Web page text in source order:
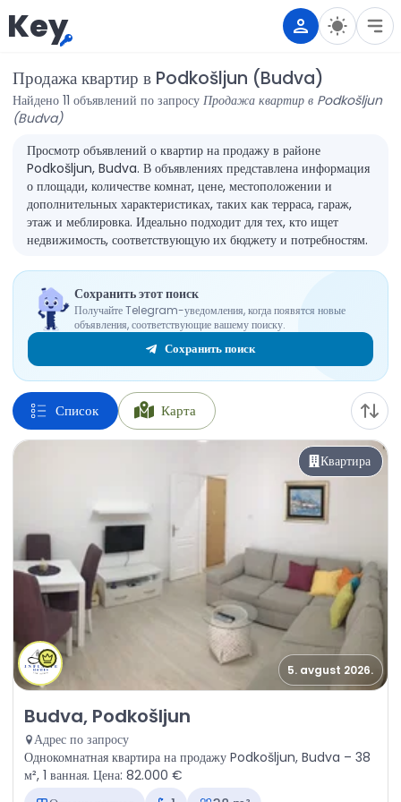
Key
Продажа квартир в Podkošljun (Budva)
Найдено 11 объявлений по запросу Продажа квартир в Podkošljun
(Budva)
Просмотр объявлений о квартир на продажу в районе
Podkošljun, Budva. В объявлениях представлена информация
о площади, количестве комнат, цене, местоположении и
дополнительных характеристиках, таких как терраса, гараж,
этаж и меблировка. Идеально подходит для тех, кто ищет
недвижимость, соответствующую их бюджету и потребностям.
Сохранить этот поиск
Получайте Telegram-уведомления, когда появятся новые
объявления, соответствующие вашему поиску.
Сохранить поиск
Список Карта
Квартира
5. avgust 2026.
Продажа - Квартира Budva, Podkošljun
Budva, Podkošljun
Адрес по запросу
Однокомнатная квартира на продажу Podkošljun, Budva – 38
м², 1 ванная. Цена: 82.000 €